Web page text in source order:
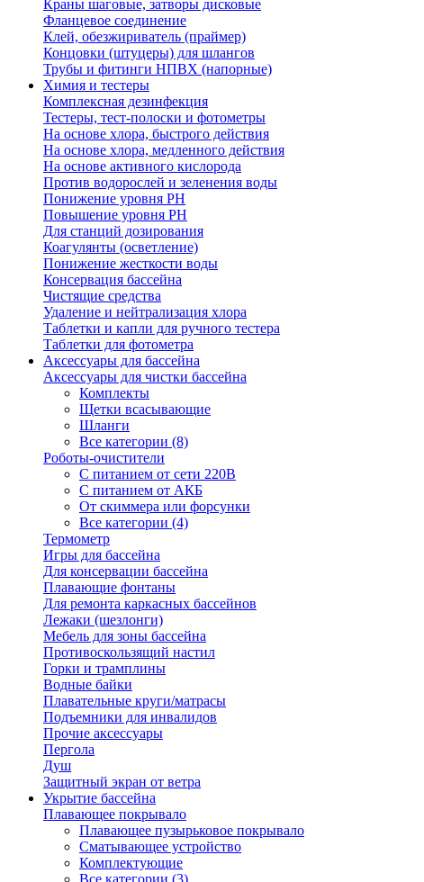
Краны шаговые, затворы дисковые
Фланцевое соединение
Клей, обезжириватель (праймер)
Концовки (штуцеры) для шлангов
Трубы и фитинги НПВХ (напорные)
Химия и тестеры
Комплексная дезинфекция
Тестеры, тест-полоски и фотометры
На основе хлора, быстрого действия
На основе хлора, медленного действия
На основе активного кислорода
Против водорослей и зеленения воды
Понижение уровня РН
Повышение уровня РН
Для станций дозирования
Коагулянты (осветление)
Понижение жесткости воды
Консервация бассейна
Чистящие средства
Удаление и нейтрализация хлора
Таблетки и капли для ручного тестера
Таблетки для фотометра
Аксессуары для бассейна
Аксессуары для чистки бассейна
Комплекты
Щетки всасывающие
Шланги
Все категории (8)
Роботы-очистители
С питанием от сети 220В
С питанием от АКБ
От скиммера или форсунки
Все категории (4)
Термометр
Игры для бассейна
Для консервации бассейна
Плавающие фонтаны
Для ремонта каркасных бассейнов
Лежаки (шезлонги)
Мебель для зоны бассейна
Противоскользящий настил
Горки и трамплины
Водные байки
Плавательные круги/матрасы
Подъемники для инвалидов
Прочие аксессуары
Пергола
Душ
Защитный экран от ветра
Укрытие бассейна
Плавающее покрывало
Плавающее пузырьковое покрывало
Сматывающее устройство
Комплектующие
Все категории (3)